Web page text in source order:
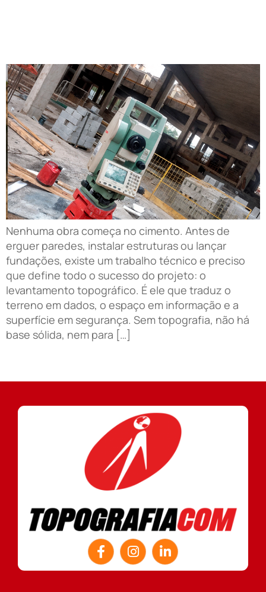
Nenhuma obra começa no cimento. Antes de
erguer paredes, instalar estruturas ou lançar
fundações, existe um trabalho técnico e preciso
que define todo o sucesso do projeto: o
levantamento topográfico. É ele que traduz o
terreno em dados, o espaço em informação e a
superfície em segurança. Sem topografia, não há
base sólida, nem para […]